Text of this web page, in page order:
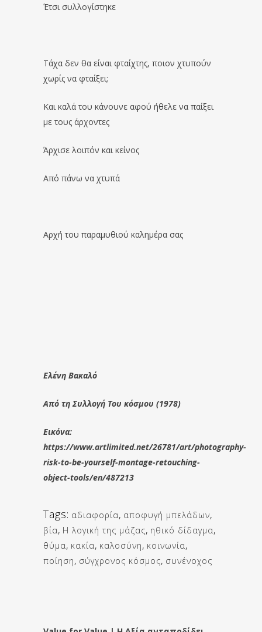
Έτσι συλλογίστηκε
Τάχα δεν θα είναι φταίχτης, ποιον χτυπούν
χωρίς να φταίξει;
Και καλά του κάνουνε αφού ήθελε να παίξει
με τους άρχοντες
Άρχισε λοιπόν και κείνος
Από πάνω να χτυπά
Αρχή του παραμυθιού καλημέρα σας
Ελένη Βακαλό
Από τη Συλλογή Του κόσμου (1978)
Εικόνα:
https://www.artlimited.net/26781/art/photography-
risk-to-be-yourself-montage-retouching-
object-tools/en/487213
Tags: αδιαφορία, αποφυγή μπελάδων,
βία, Η λογική της μάζας, ηθικό δίδαγμα,
θύμα, κακία, καλοσύνη, κοινωνία,
ποίηση, σύγχρονος κόσμος, συνένοχος